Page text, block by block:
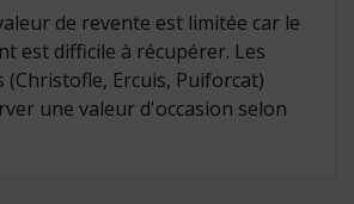
de revente est limitée car le
est difficile à récupérer. Les
(Christofle, Ercuis, Puiforcat)
une valeur d'occasion selon